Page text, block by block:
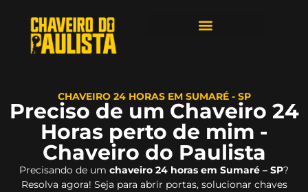
CHAVEIRO 24 HORAS EM SUMARÉ - SP
Preciso de um Chaveiro 24
Horas perto de mim -
Chaveiro do Paulista
Precisando de um chaveiro 24 horas em Sumaré – SP?
Resolva agora! Seja para abrir portas, solucionar chaves